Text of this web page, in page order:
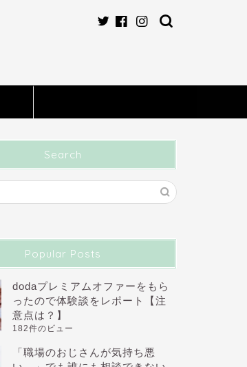
Search
Popular Posts
dodaプレミアムオファーをもら
ったので体験談をレポート【注
意点は？】
182件のビュー
「職場のおじさんが気持ち悪